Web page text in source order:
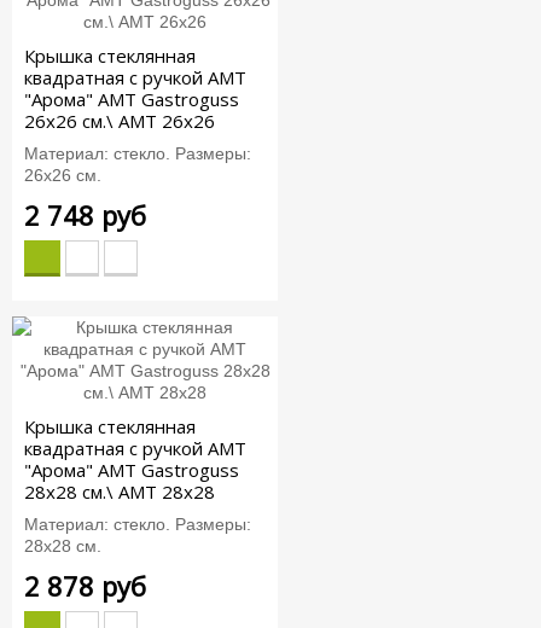
Крышка стеклянная
квадратная c ручкой АМТ
"Арома" AMT Gastroguss
26x26 см.\ AMT 26x26
Материал: стекло. Размеры:
26х26 см.
2 748 руб
Крышка стеклянная
квадратная c ручкой АМТ
"Арома" AMT Gastroguss
28x28 см.\ AMT 28x28
Материал: стекло. Размеры:
28х28 см.
2 878 руб